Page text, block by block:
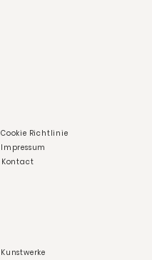
Cookie Richtlinie
Impressum
Kontact
Kunstwerke